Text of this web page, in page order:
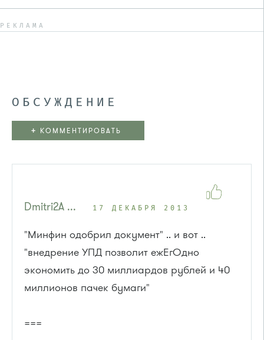
РЕКЛАМА
ОБСУЖДЕНИЕ
+ КОММЕНТИРОВАТЬ
Dmitri2A ... 17 ДЕКАБРЯ 2013
"Минфин одобрил документ" .. и вот ..
"внедрение УПД позволит ежЕгОдно
экономить до 30 миллиардов рублей и 40
миллионов пачек бумаги"
===